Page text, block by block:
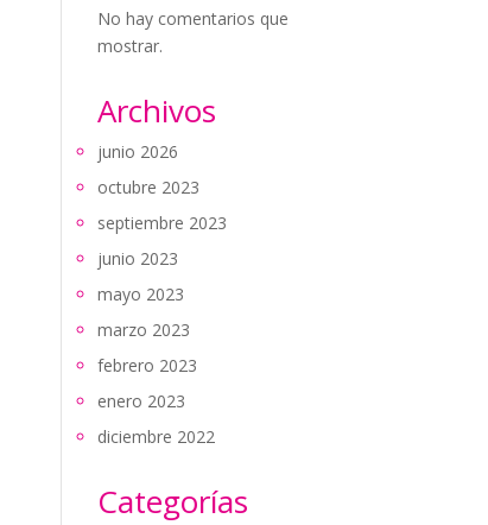
No hay comentarios que
mostrar.
Archivos
junio 2026
octubre 2023
septiembre 2023
junio 2023
mayo 2023
marzo 2023
febrero 2023
enero 2023
diciembre 2022
Categorías